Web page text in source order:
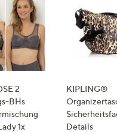
2
BHs
1x
KIPLING®
Details